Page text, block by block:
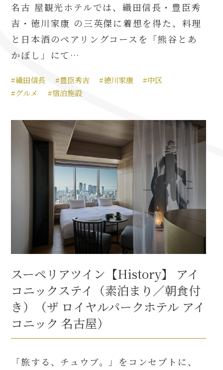
家康グルメ・土産 一覧
名古屋＜家康＞観光モデルコース
前田利家と名古屋の関係
犬千代ルート
加藤清正と名古屋の関係
清正関連 史跡 一覧
名古屋＜清正＞観光モデルコース
名古 屋観光ホテルでは、織田信長・豊臣秀
吉・徳川家康 の三英傑に着想を得た、料理
と日本酒のペアリングコースを「熊谷とあ
かぼし」にて…
#織田信長 #豊臣秀吉 #徳川家康
#中区
#グルメ
#宿泊施設
スーペリアツイン【History】 アイ
コニックステイ（素泊まり／朝食付
き）（ザ ロイヤルパークホテル アイ
コニック 名古屋）
「旅する、チュウブ。」をコンセプトに、